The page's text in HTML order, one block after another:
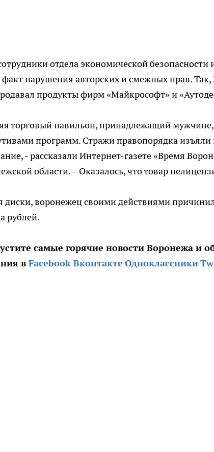
отдела экономической
нарушения авторских и смежных прав.
продукты фирм «Майкрософт» и
торговый павильон, принадлежащий
программ. Стражи правопорядка
- рассказали Интернет-газете «Время
области. – Оказалось, что товар
диски, воронежец своими действиями
рублей.
самые горячие новости Воронежа и
в Facebook Вконтакте Одноклассники